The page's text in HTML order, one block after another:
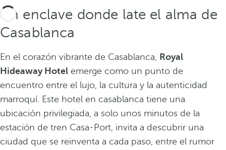
Un enclave donde late el alma de
Casablanca
En el corazón vibrante de Casablanca, Royal
Hideaway Hotel emerge como un punto de
encuentro entre el lujo, la cultura y la autenticidad
marroquí. Este hotel en casablanca tiene una
ubicación privilegiada, a solo unos minutos de la
estación de tren Casa-Port, invita a descubrir una
ciudad que se reinventa a cada paso, entre el rumor